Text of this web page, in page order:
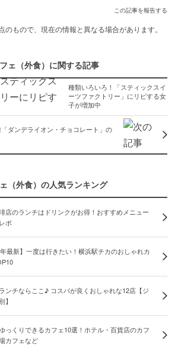
この記事を報告する
のもので、現在の情報と異なる場合があります。
ェ（外食）に関する記事
種類いろいろ！「スティックスイ
ーツファクトリー」にリピする女
子が増加中
「ダンデライオン・チョコレート」の
（外食）の人気ランキング
店のランチはドリンクがお得！おすすめメニュー
ポ
年最新】一度は行きたい！横浜駅チカのおしゃれカ
ンチならここ♪ コスパが良くおしゃれな12店【ジ
】
っくりできるカフェ10選！ホテル・百貨店のカフ
カフェなど